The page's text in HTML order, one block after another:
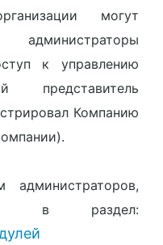
могут
к управлению
представитель
Компанию
администраторов,
в раздел: